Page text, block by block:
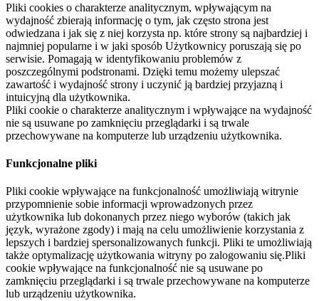
Pliki cookies o charakterze analitycznym, wpływającym na
wydajność zbierają informację o tym, jak często strona jest
odwiedzana i jak się z niej korzysta np. które strony są najbardziej i
najmniej popularne i w jaki sposób Użytkownicy poruszają się po
serwisie. Pomagają w identyfikowaniu problemów z
poszczególnymi podstronami. Dzięki temu możemy ulepszać
zawartość i wydajność strony i uczynić ją bardziej przyjazną i
intuicyjną dla użytkownika.
Pliki cookie o charakterze analitycznym i wpływające na wydajność
nie są usuwane po zamknięciu przeglądarki i są trwale
przechowywane na komputerze lub urządzeniu użytkownika.
Funkcjonalne pliki
Pliki cookie wpływające na funkcjonalność umożliwiają witrynie
przypomnienie sobie informacji wprowadzonych przez
użytkownika lub dokonanych przez niego wyborów (takich jak
język, wyrażone zgody) i mają na celu umożliwienie korzystania z
lepszych i bardziej spersonalizowanych funkcji. Pliki te umożliwiają
także optymalizację użytkowania witryny po zalogowaniu się.Pliki
cookie wpływające na funkcjonalność nie są usuwane po
zamknięciu przeglądarki i są trwale przechowywane na komputerze
lub urządzeniu użytkownika.